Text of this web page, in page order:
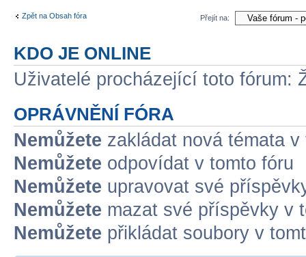
Zpět na Obsah fóra Přejít na:
KDO JE ONLINE
Uživatelé procházející toto fórum:
OPRÁVNĚNÍ FÓRA
Nemůžete zakládat nová témata v
Nemůžete odpovídat v tomto fóru
Nemůžete upravovat své
Nemůžete mazat své příspěvky v
Nemůžete přikládat soubory v